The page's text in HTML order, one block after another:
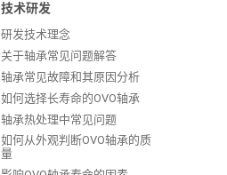
技术研发
研发技术理念
关于轴承常见问题解答
轴承常见故障和其原因分析
如何选择长寿命的OVO轴承
轴承热处理中常见问题
如何从外观判断OVO轴承的质
量